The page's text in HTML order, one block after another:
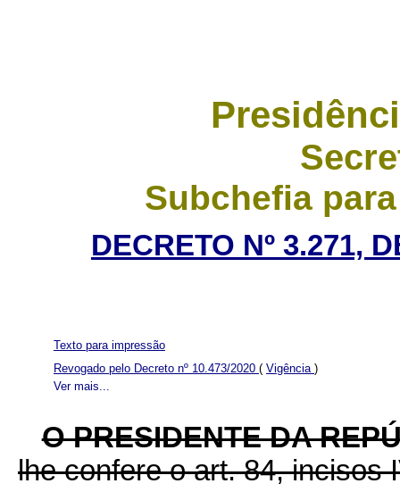
Subchefia
DECRETO Nº 3.271,
Ver mais...
Texto para impressão
Revogado pelo Decreto nº 10.473/2020 ( Vigência )
O PRESIDENTE DA
lhe confere o art. 84, incisos